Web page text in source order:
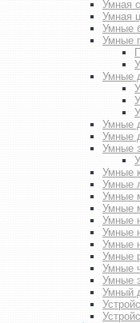
Умная
Умная
Умные
Умные
Умные
Умные
Умные
Умные
Умные
Умные
Умные
Умные
Умные
Умные
Умные
Умные
Умные
Умные
Умный